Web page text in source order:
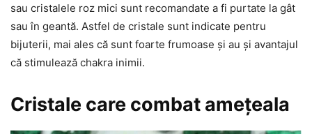
sau cristalele roz mici sunt recomandate a fi purtate la gât
sau în geantă. Astfel de cristale sunt indicate pentru
bijuterii, mai ales că sunt foarte frumoase și au și avantajul
că stimulează chakra inimii.
Cristale care combat amețeala